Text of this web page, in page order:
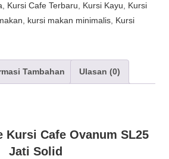
Kursi Cafe Terbaru Kursi Kayu
Kursi
kursi makan minimalis Kursi
Tambahan Ulasan (0)
Kursi Cafe Ovanum SL25
Jati Solid